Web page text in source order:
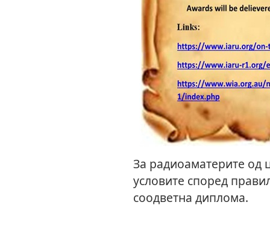
За радиоаматерите од
условите според
соодветна диплома.